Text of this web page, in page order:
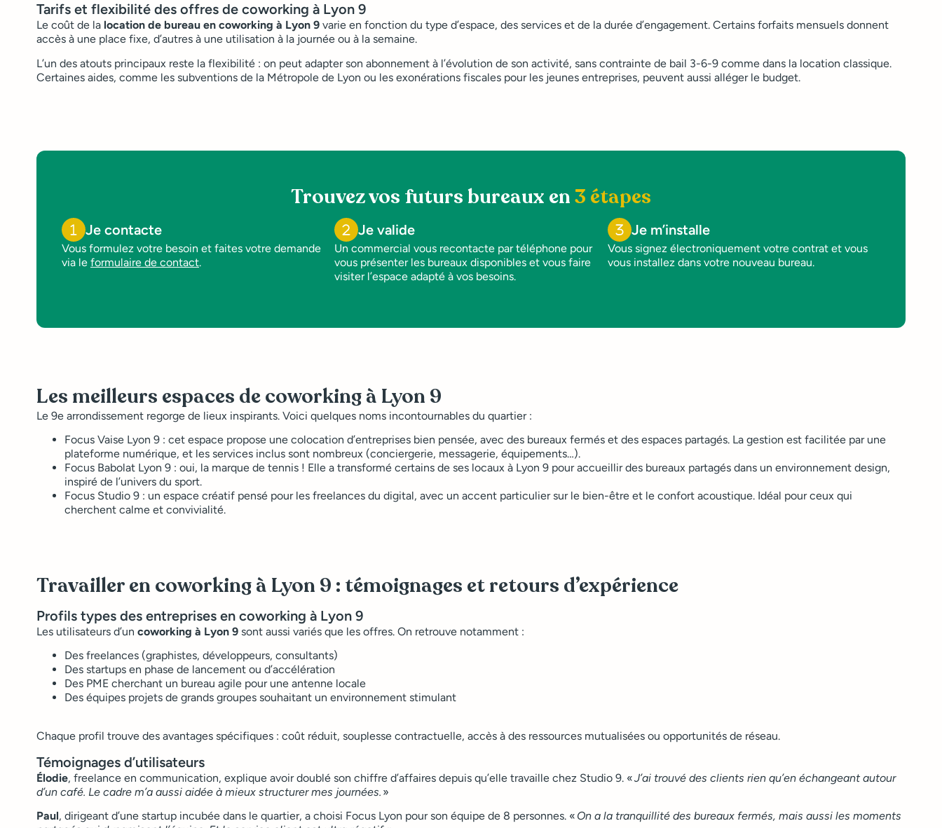
Tarifs et flexibilité des offres de coworking à Lyon 9
Le coût de la location de bureau en coworking à Lyon 9 varie en fonction du type d’espace, des services et de la durée d’engagement. Certains forfaits mensuels donnent
accès à une place fixe, d’autres à une utilisation à la journée ou à la semaine.
L’un des atouts principaux reste la flexibilité : on peut adapter son abonnement à l’évolution de son activité, sans contrainte de bail 3-6-9 comme dans la location classique.
Certaines aides, comme les subventions de la Métropole de Lyon ou les exonérations fiscales pour les jeunes entreprises, peuvent aussi alléger le budget.
Trouvez vos futurs bureaux en3 étapes
Je contacte
Vous formulez votre besoin et faites votre demande
via le formulaire de contact.
Je valide
Un commercial vous recontacte par téléphone pour
vous présenter les bureaux disponibles et vous faire
visiter l’espace adapté à vos besoins.
Je m’installe
Vous signez électroniquement votre contrat et vous
vous installez dans votre nouveau bureau.
Les meilleurs espaces de coworking à Lyon 9
Le 9e arrondissement regorge de lieux inspirants. Voici quelques noms incontournables du quartier :
Focus Vaise Lyon 9 : cet espace propose une colocation d’entreprises bien pensée, avec des bureaux fermés et des espaces partagés. La gestion est facilitée par une
plateforme numérique, et les services inclus sont nombreux (conciergerie, messagerie, équipements…).
Focus Babolat Lyon 9 : oui, la marque de tennis ! Elle a transformé certains de ses locaux à Lyon 9 pour accueillir des bureaux partagés dans un environnement design,
inspiré de l’univers du sport.
Focus Studio 9 : un espace créatif pensé pour les freelances du digital, avec un accent particulier sur le bien-être et le confort acoustique. Idéal pour ceux qui
cherchent calme et convivialité.
Travailler en coworking à Lyon 9 : témoignages et retours d’expérience
Profils types des entreprises en coworking à Lyon 9
Les utilisateurs d’un coworking à Lyon 9 sont aussi variés que les offres. On retrouve notamment :
Des freelances (graphistes, développeurs, consultants)
Des startups en phase de lancement ou d’accélération
Des PME cherchant un bureau agile pour une antenne locale
Des équipes projets de grands groupes souhaitant un environnement stimulant
Chaque profil trouve des avantages spécifiques : coût réduit, souplesse contractuelle, accès à des ressources mutualisées ou opportunités de réseau.
Témoignages d’utilisateurs
Élodie, freelance en communication, explique avoir doublé son chiffre d’affaires depuis qu’elle travaille chez Studio 9. «J’ai trouvé des clients rien qu’en échangeant autour
d’un café. Le cadre m’a aussi aidée à mieux structurer mes journées. »
Paul, dirigeant d’une startup incubée dans le quartier, a choisi Focus Lyon pour son équipe de 8 personnes. « On a la tranquillité des bureaux fermés, mais aussi les moments